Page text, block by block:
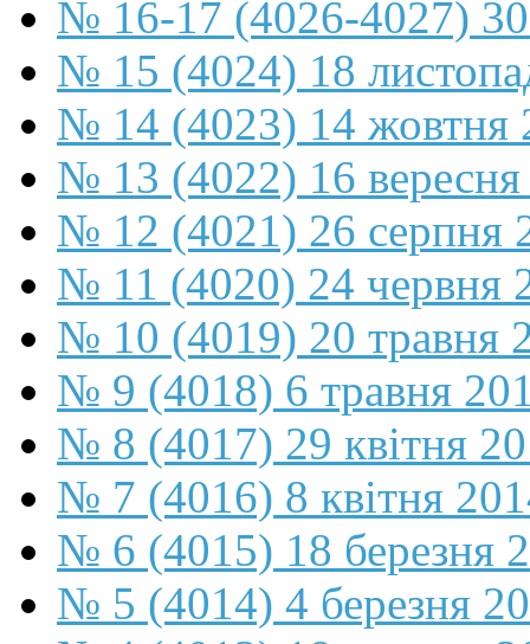
№ 16-17 (4026-4027) 30
№ 15 (4024) 18
№ 14 (4023) 14 жовтня
№ 13 (4022) 16
№ 12 (4021) 26 серпня
№ 11 (4020) 24 червня
№ 10 (4019) 20 травня
№ 9 (4018) 6 травня
№ 8 (4017) 29 квітня
№ 7 (4016) 8 квітня
№ 6 (4015) 18 березня
№ 5 (4014) 4 березня